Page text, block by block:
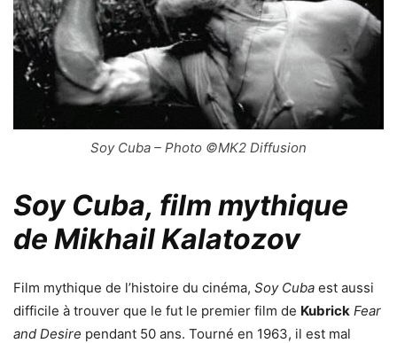
Soy Cuba – Photo ©MK2 Diffusion
Soy Cuba, film mythique
de Mikhail Kalatozov
Film mythique de l’histoire du cinéma, Soy Cuba est aussi
difficile à trouver que le fut le premier film de Kubrick Fear
and Desire pendant 50 ans. Tourné en 1963, il est mal